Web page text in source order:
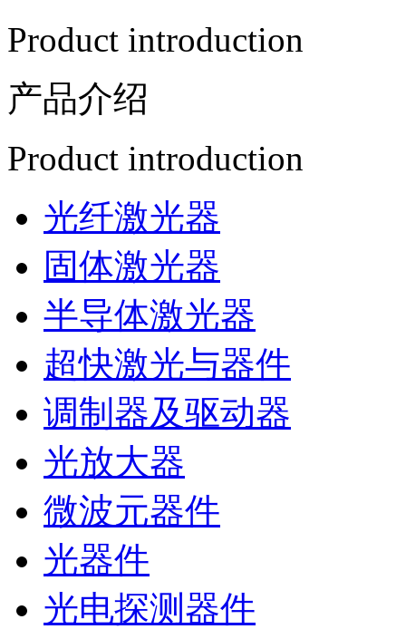
Product introduction
产品介绍
Product introduction
光纤激光器
固体激光器
半导体激光器
超快激光与器件
调制器及驱动器
光放大器
微波元器件
光器件
光电探测器件